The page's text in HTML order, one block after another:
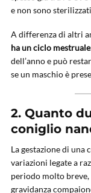
e non sono
A differenza di altri
ha un ciclo mestruale
dell’anno e può
se un maschio è
2. Quanto
coniglio
La gestazione di
variazioni legate a
periodo molto breve,
gravidanza